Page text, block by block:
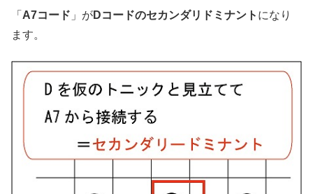
「 A7コード 」がDコードのセカンダリドミナント になり
ます。